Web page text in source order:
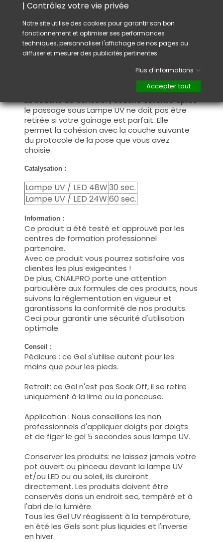
lampe UV et/ou LED pour assurer un
durcissement complet.
Couche de cohésion : Après votre
construction, si votre apex (bombé) présente
des imperfections, dégraissez la couche de
cohésion avant de limer pour redonner la
forme que vous souhaitez et continuez avec
le protocole de la pose que vous avez choisi.
La couche de cohésion, couche collante après
le passage sous Lampe UV ne doit pas être
retirée si votre gainage est parfait. Elle
permet la cohésion avec la couche suivante
du protocole de la pose que vous avez
choisie.
Catalysation :
Lampe UV / LED 48W30 sec.
Lampe UV / LED 24W 60 sec.
Information :
Ce produit a été testé et approuvé par les
centres de formation professionnel
partenaire.
Avec ce produit vous pourrez satisfaire vos
clientes les plus exigeantes !
De plus, CNAILPRO porte une attention
particulière aux formules de ces produits, nous
suivons la réglementation en vigueur et
garantissons la conformité de nos produits.
Ceci pour garantir une sécurité d'utilisation
optimale.
Conseil :
Pédicure : ce Gel s'utilise autant pour les
mains que pour les pieds.
Retrait: ce Gel n'est pas Soak Off, il se retire
uniquement à la lime ou la ponceuse.
Application : Nous conseillons les non
professionnels d'appliquer doigts par doigts
et de figer le gel 5 secondes sous lampe UV.
Conserver les produits: ne laissez jamais votre
pot ouvert ou pinceau devant la lampe UV
et/ou LED ou au soleil, ils durciront
directement. Les produits doivent être
conservés dans un endroit sec, tempéré et à
l'abri de la lumière.
Tous les Gel UV réagissent à la température,
en été les Gels sont plus liquides et l'inverse
en hiver.
| Contrôlez votre vie privée
Notre site utilise des cookies pour garantir son bon
fonctionnement et optimiser ses performances
techniques, personnaliser l'affichage de nos pages ou
diffuser et mesurer des publicités pertinentes.
Plus d'informations
Accepter tout